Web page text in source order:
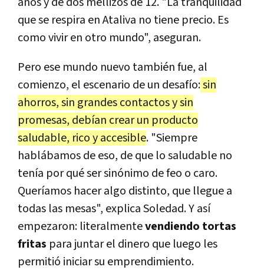
que se respira en Ataliva no tiene precio. Es
como vivir en otro mundo", aseguran.
Pero ese mundo nuevo también fue, al
comienzo, el escenario de un desafío:sin
ahorros, sin grandes contactos y sin
promesas, debían crear un producto
saludable, rico y accesible. "Siempre
hablábamos de eso, de que lo saludable no
tenía por qué ser sinónimo de feo o caro.
Queríamos hacer algo distinto, que llegue a
todas las mesas", explica Soledad. Y así
empezaron: literalmentevendiendo tortas
fritas para juntar el dinero que luego les
permitió iniciar su emprendimiento.